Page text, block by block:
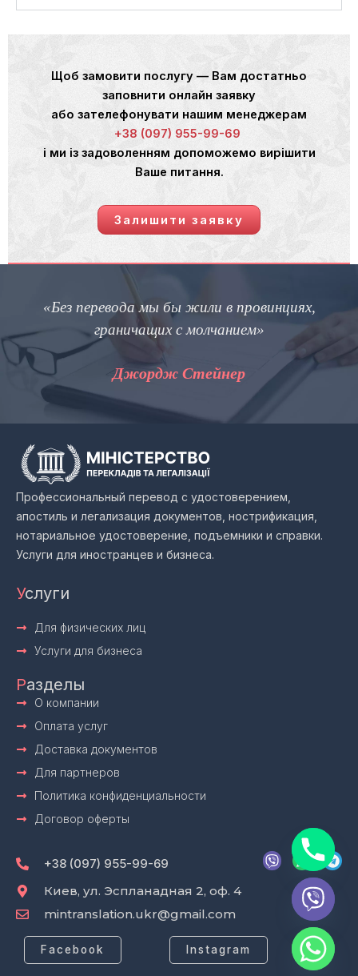
Щоб замовити послугу — Вам достатньо
заповнити онлайн заявку
або зателефонувати нашим менеджерам
+38 (097) 955-99-69
і ми із задоволенням допоможемо вирішити
Ваше питання.
Залишити заявку
«Без перевода мы бы жили в провинциях,
граничащих с молчанием»
Джордж Стейнер
Профессиональный перевод с удостоверением,
апостиль и легализация документов, нострификация,
нотариальное удостоверение, подъемники и справки.
Услуги для иностранцев и бизнеса.
Услуги
Для физических лиц
Услуги для бизнеса
Разделы
О компании
Оплата услуг
Доставка документов
Для партнеров
Политика конфиденциальности
Договор оферты
+38 (097) 955-99-69
V
i
W
a
t
s
a
p
p
T
e
e
g
m
Киев, ул. Эспланадная 2, оф. 4
mintranslation.ukr@gmail.com
Facebook Instagram